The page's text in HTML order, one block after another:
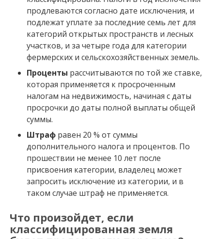
продлеваются согласно дате исключения, и
подлежат уплате за последние семь лет для
категорий открытых пространств и лесных
участков, и за четыре года для категории
фермерских и сельскохозяйственных земель.
Проценты рассчитываются по той же ставке,
которая применяется к просроченным
налогам на недвижимость, начиная с даты
просрочки до даты полной выплаты общей
суммы.
Штраф равен 20 % от суммы
дополнительного налога и процентов. По
прошествии не менее 10 лет после
присвоения категории, владелец может
запросить исключение из категории, и в
таком случае штраф не применяется.
Что произойдет, если
классифицированная земля